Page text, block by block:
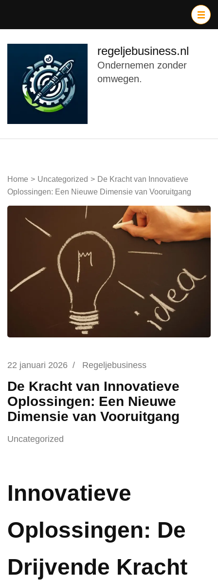
(druk
Enter)
regeljebusiness.nl
Ondernemen zonder
omwegen.
Home > Uncategorized > De Kracht van Innovatieve
Oplossingen: Een Nieuwe Dimensie van Vooruitgang
22 januari 2026 / Regeljebusiness
De Kracht van Innovatieve
Oplossingen: Een Nieuwe
Dimensie van Vooruitgang
Uncategorized
Innovatieve
Oplossingen: De
Drijvende Kracht